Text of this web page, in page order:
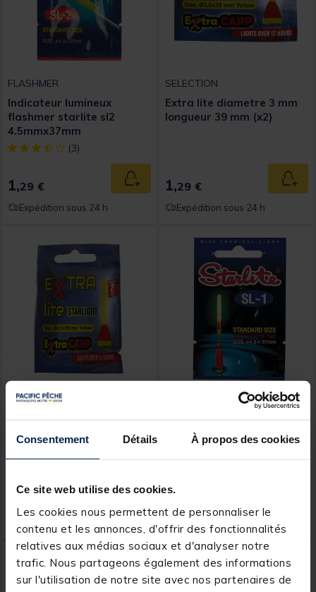
Consentement Détails À propos des cookies
Ce site web utilise des cookies.
Les cookies nous permettent de personnaliser le
contenu et les annonces, d'offrir des fonctionnalités
relatives aux médias sociaux et d'analyser notre
trafic. Nous partageons également des informations
sur l'utilisation de notre site avec nos partenaires de
FLASHMER
Indicateur lumineux
flashmer starlite sl2
4.5mmx37mm
[object Object] out of 5 Customer Rating
(3)
1,29 € Ajouter au panier
Expédition sous 24 h
SELECTION
Extra lite diametre 3 mm
longueur 39 mm (x2)
1,29 €
Expédition sous 24 h
SELECTION
Extra lite diametre 4,5 mm
[object Object] out of 5 Customer Rating
(1)
Expédition sous 24 h
Indicateur lumineux
flashmer starlite sl1
3,8mmx45mm
Expédition sous 24 h